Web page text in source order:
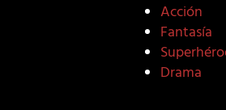
Acción
Fantasía
Drama